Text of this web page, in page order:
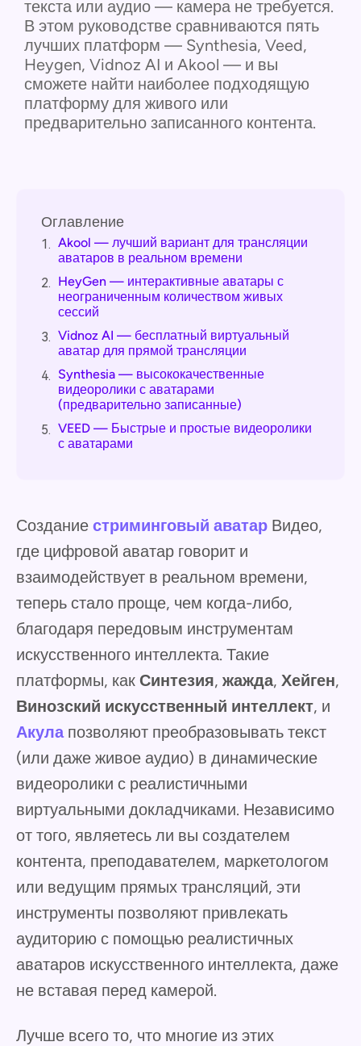
текста или аудио — камера не требуется.
В этом руководстве сравниваются пять
лучших платформ — Synthesia, Veed,
Heygen, Vidnoz AI и Akool — и вы
сможете найти наиболее подходящую
платформу для живого или
предварительно записанного контента.
Оглавление
1. Akool — лучший вариант для трансляции
аватаров в реальном времени
2. HeyGen — интерактивные аватары с
неограниченным количеством живых
сессий
3. Vidnoz AI — бесплатный виртуальный
аватар для прямой трансляции
4. Synthesia — высококачественные
видеоролики с аватарами
(предварительно записанные)
5. VEED — Быстрые и простые видеоролики
с аватарами
Создание стриминговый аватар Видео,
где цифровой аватар говорит и
взаимодействует в реальном времени,
теперь стало проще, чем когда-либо,
благодаря передовым инструментам
искусственного интеллекта. Такие
платформы, как Синтезия, жажда, Хейген,
Винозский искусственный интеллект, и
Акула позволяют преобразовывать текст
(или даже живое аудио) в динамические
видеоролики с реалистичными
виртуальными докладчиками. Независимо
от того, являетесь ли вы создателем
контента, преподавателем, маркетологом
или ведущим прямых трансляций, эти
инструменты позволяют привлекать
аудиторию с помощью реалистичных
аватаров искусственного интеллекта, даже
не вставая перед камерой.
Лучше всего то, что многие из этих